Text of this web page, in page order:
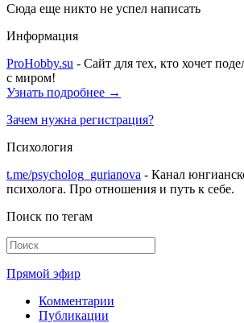
Сюда еще никто не успел написать
Информация
ProHobby.su - Сайт для тех, кто хочет
с миром!
Узнать подробнее →
Зачем нужна регистрация?
Психология
t.me/psycholog_gurianova - Канал
психолога. Про отношения и путь к себе.
Поиск по тегам
Прямой эфир
Комментарии
Публикации